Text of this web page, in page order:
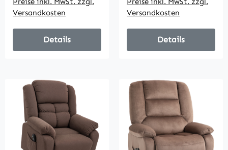
Versandkosten
Details
und Seitentaschen,
Braun
Versandkosten
Details